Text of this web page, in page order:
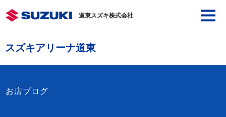
道東スズキ株式会社
スズキアリーナ道東
お店ブログ